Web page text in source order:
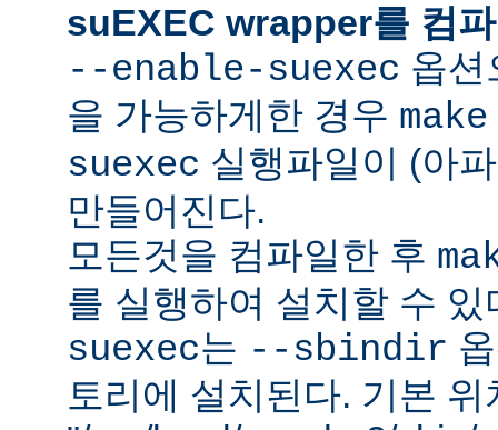
suEXEC wrapper를 컴
--enable-suexec 옵션
을 가능하게한 경우 make
suexec 실행파일이 (아
만들어진다.
모든것을 컴파일한 후
를 실행하여 설치할 수
suexec는 --sbindir
토리에 설치된다. 기본 위